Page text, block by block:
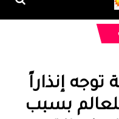
إنذاراً
بسبب